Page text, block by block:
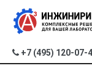
+7 (495) 120-07-